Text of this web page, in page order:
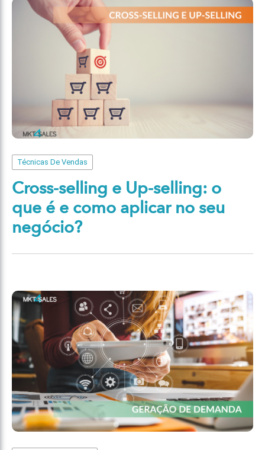
Técnicas De Vendas
Cross-selling e Up-selling: o
que é e como aplicar no seu
negócio?